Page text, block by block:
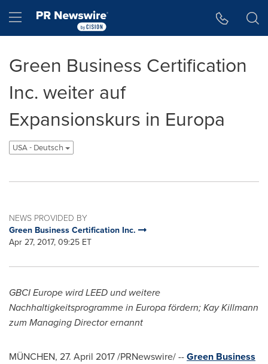
Hamburger menu
Green Business Certification
Inc. weiter auf
Expansionskurs in Europa
USA - Deutsch
NEWS PROVIDED BY
Green Business Certification Inc.
Apr 27, 2017, 09:25 ET
GBCI Europe wird LEED und weitere
Nachhaltigkeitsprogramme in Europa fördern; Kay Killmann
zum Managing Director ernannt
MÜNCHEN, 27. April 2017/PRNewswire/ --Green Business